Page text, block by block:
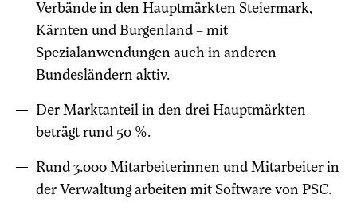
Verbände in den Hauptmärkten Steiermark,
Kärnten und Burgenland – mit
Spezialanwendungen auch in anderen
Bundesländern aktiv.
Der Marktanteil in den drei Hauptmärkten
beträgt rund 50 %.
Rund 3.000 Mitarbeiterinnen und Mitarbeiter in
der Verwaltung arbeiten mit Software von PSC.